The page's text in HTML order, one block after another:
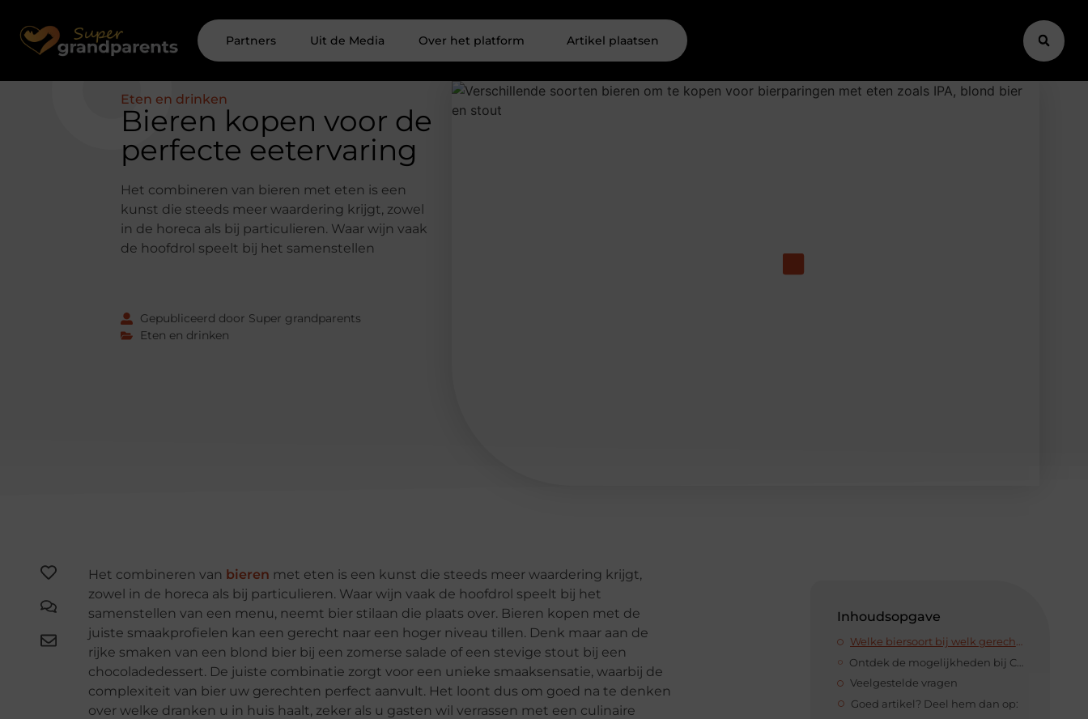
Partners Uit de Media Over het platform Artikel plaatsen
Eten en drinken
Bieren kopen voor de
perfecte eetervaring
Het combineren van bieren met eten is een
kunst die steeds meer waardering krijgt, zowel
in de horeca als bij particulieren. Waar wijn vaak
de hoofdrol speelt bij het samenstellen
Gepubliceerd door Super grandparents
Eten en drinken
Inhoudsopgave
Welke biersoort bij welk gerecht?
Veelgestelde vragen
Goed artikel? Deel hem dan op:
Het combineren van bieren met eten is een kunst die steeds meer waardering krijgt,
zowel in de horeca als bij particulieren. Waar wijn vaak de hoofdrol speelt bij het
samenstellen van een menu, neemt bier stilaan die plaats over. Bieren kopen met de
juiste smaakprofielen kan een gerecht naar een hoger niveau tillen. Denk maar aan de
rijke smaken van een blond bier bij een zomerse salade of een stevige stout bij een
chocoladedessert. De juiste combinatie zorgt voor een unieke smaaksensatie, waarbij de
complexiteit van bier uw gerechten perfect aanvult. Het loont dus om goed na te denken
over welke dranken u in huis haalt, zeker als u gasten wil verrassen met een culinaire